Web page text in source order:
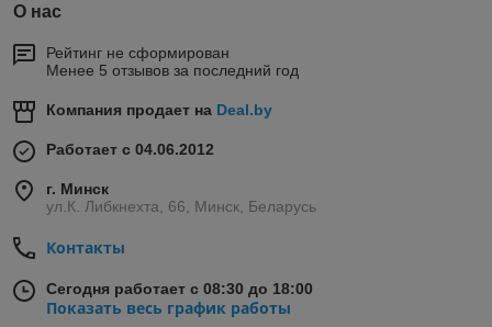
О нас
Рейтинг не сформирован
Менее 5 отзывов за последний год
Компания продает на Deal.by
Работает с 04.06.2012
г. Минск
ул.К. Либкнехта, 66, Минск, Беларусь
Контакты
Сегодня работает с 08:30 до 18:00
Показать весь график работы